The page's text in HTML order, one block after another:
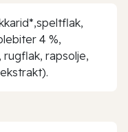
4 %,
rapsolje,